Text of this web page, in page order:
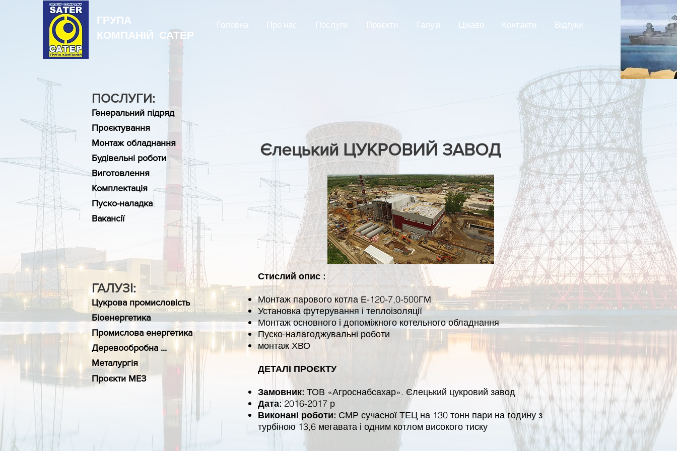
ГРУПА
КОМПАНІЙ САТЕР
Головна Про нас Послуги Проєкти Галузі Цікаво Контакти Відгуки
ПОСЛУГИ:
Генеральний підряд
Проєктування
Монтаж обладнання
Будівельні роботи
Виготовлення
Комплектація
Пуско-наладка
Вакансії
ГАЛУЗІ:
Цукрова промисловість
Біоенергетика
Промислова енергетика
Деревообробна ...
Металургія
Проєкти МЕЗ
Єлецький ЦУКРОВИЙ ЗАВОД
Стислий опис :
Монтаж парового котла Е-120-7,0-500ГМ
Установка футерування і теплоізоляції
Монтаж основного і допоміжного котельного обладнання
Пуско-налагоджувальні роботи
монтаж ХВО
ДЕТАЛІ ПРОЄКТУ
Замовник: ТОВ «Агроснабсахар». Єлецький цукровий завод
Дата: 2016-2017 р
Виконані роботи: СМР сучасної ТЕЦ на 130 тонн пари на годину з
турбіною 13,6 мегавата і одним котлом високого тиску